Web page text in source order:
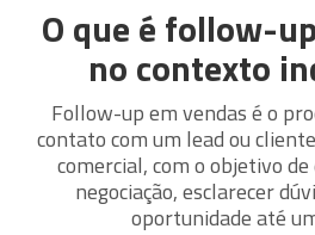
O que é follow-
no contexto
Follow-up em vendas é o
contato com um lead ou
comercial, com o objetivo
negociação, esclarecer
oportunidade até